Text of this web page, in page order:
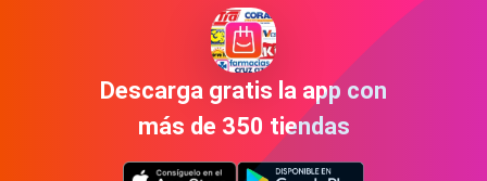
Descarga gratis la app con
más de 350 tiendas